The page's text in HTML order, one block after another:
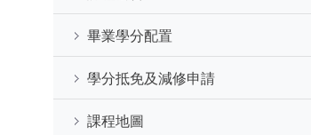
畢業學分配置
學分抵免及減修申請
課程地圖